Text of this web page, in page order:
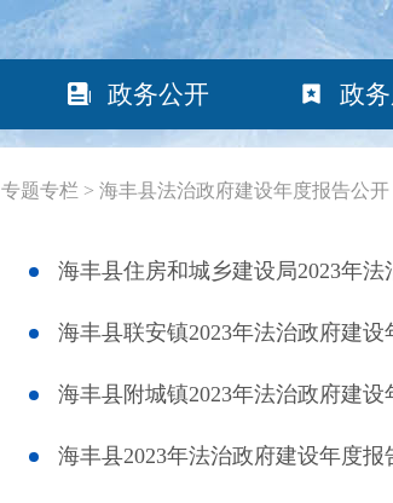
政务公开 政
专题专栏 > 海丰县法治政府建设年度报告公开
海丰县住房和城乡建设局2023年
海丰县联安镇2023年法治政府建设
海丰县附城镇2023年法治政府建设
海丰县2023年法治政府建设年度报